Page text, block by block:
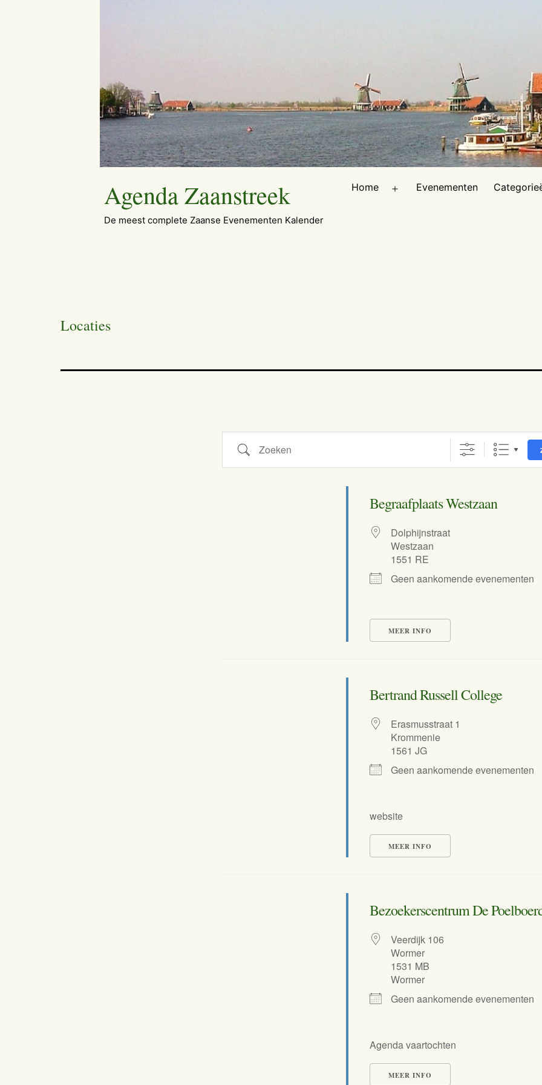
Agenda Zaanstreek
De meest complete Zaanse Evenementen Kalender
Home Evenementen
Locaties
Zoeken
Begraafplaats Westzaan
Dolphijnstraat
Westzaan
1551 RE
Geen aankomende evenementen
MEER INFO
Bertrand Russell College
Erasmusstraat 1
Krommenie
1561 JG
Geen aankomende evenementen
website
MEER INFO
Bezoekerscentrum De
Veerdijk 106
Wormer
1531 MB
Wormer
Geen aankomende evenementen
Agenda vaartochten
MEER INFO